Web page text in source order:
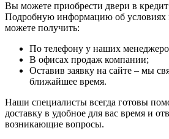
Вы можете приобрести двери в
Подробную информацию об условиях
можете получить:
По телефону у наших
В офисах продаж компании;
Оставив заявку на сайте – мы
ближайшее время.
Наши специалисты всегда готовы
доставку в удобное для вас время и
возникающие вопросы.